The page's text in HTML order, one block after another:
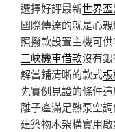
選擇好評最新世界
國際傳達的就是心
照撥款設置主機可
三峽機車借款沒有
解當鋪清晰的款式
先實例見證的條件
離子產滿足熱泵空
建築物木架構實用